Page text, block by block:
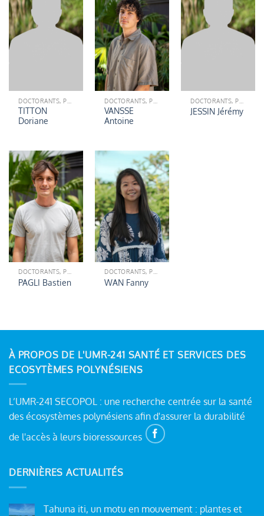
TITTON
Doriane
VANSSE
Antoine
JESSIN Jérémy
PAGLI Bastien WAN Fanny
À PROPOS DE L'UMR-241 SANTÉ ET SERVICES DES
ECOSYTÈMES POLYNÉSIENS
L’UMR-241 SECOPOL : une recherche centrée sur la santé
des écosystèmes polynésiens afin d'assurer la durabilité
de l'accès à leurs bioressources
DERNIÈRES ACTUALITÉS
Tahuna iti, un motu en mouvement : plantes et